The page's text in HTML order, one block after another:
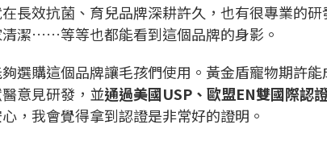
長效抗菌、育兒品牌深耕許久，也有很專業的研
潔……等等也都能看到這個品牌的身影。
選購這個品牌讓毛孩們使用。黃金盾寵物期許能
意見研發，並通過美國USP、歐盟EN雙國際認
，我會覺得拿到認證是非常好的證明。